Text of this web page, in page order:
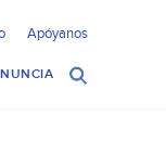
Apóyanos